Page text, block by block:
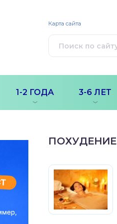
1-2 ГОДА 3-6 ЛЕТ
Карта сайта
ПОХУДЕНИЕ